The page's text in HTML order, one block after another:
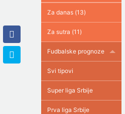
Za danas (13)
Za sutra (11)
Fudbalske prognoze
Svi tipovi
Super liga Srbije
Prva liga Srbije